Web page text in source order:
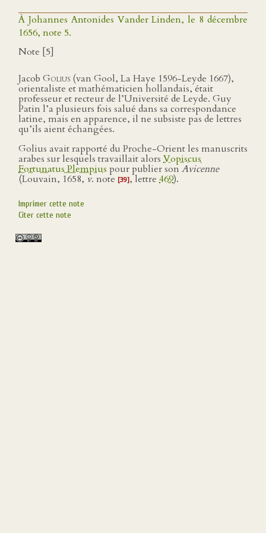
À Johannes Antonides Vander Linden, le 8 décembre
1656, note 5.
Note [5]
Jacob Golius (van Gool, La Haye 1596-Leyde 1667),
orientaliste et mathématicien hollandais, était
professeur et recteur de l’Université de Leyde. Guy
Patin l’a plusieurs fois salué dans sa correspondance
latine, mais en apparence, il ne subsiste pas de lettres
qu’ils aient échangées.
Golius avait rapporté du Proche-Orient les manuscrits
arabes sur lesquels travaillait alors Vopiscus
Fortunatus Plempius pour publier son Avicenne
(Louvain, 1658, v. note [39], lettre 469).
Imprimer cette note
Citer cette note